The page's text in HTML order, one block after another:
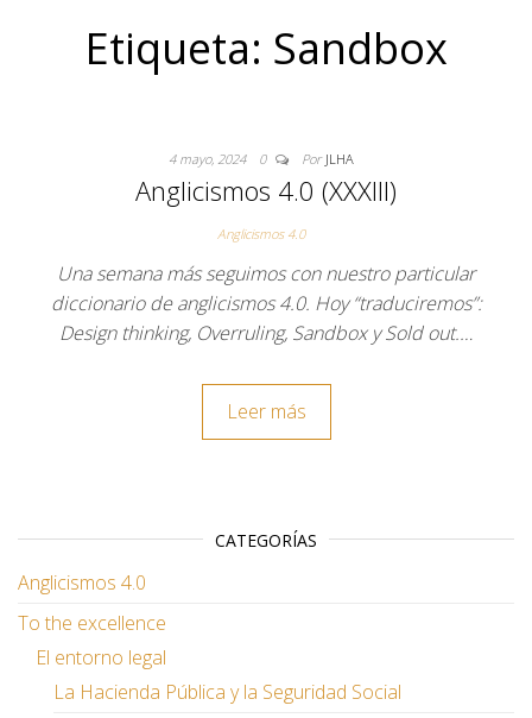
Etiqueta: Sandbox
4 mayo, 2024 0 Por JLHA
Anglicismos 4.0 (XXXIII)
Anglicismos 4.0
Una semana más seguimos con nuestro particular
diccionario de anglicismos 4.0. Hoy “traduciremos”:
Design thinking, Overruling, Sandbox y Sold out.…
Leer más
CATEGORÍAS
Anglicismos 4.0
To the excellence
El entorno legal
La Hacienda Pública y la Seguridad Social